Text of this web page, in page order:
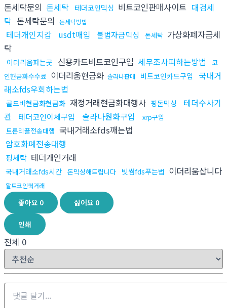
돈세탁문의 돈세탁 테더코인믹싱 비트코인판매사이트 대검세
탁 돈세탁문의 돈세탁방법
테더개인지갑 usdt매입 불법자금믹싱 돈세탁 가상화폐자금세
탁
이더리움파는곳 신용카드비트코인구입 세무조사피하는방법
코
인현금화수수료 이더리움현금화 솔라나판매 비트코인카드구입
국내거
래소fds우회하는법
골드바현금화현금화 재정거래현금화대행사 핑돈믹싱
테더수사기
관
테더코인이체구입 솔라나원화구입
xrp구입
트론리플전송대행 국내거래소fds깨는법
암호화폐전송대행
핑세탁 테더개인거래
국내거래소fds시간 돈믹싱해드립니다 빗썸fds푸는법 이더리움삽니다
알트코인퀵거래
좋아요 0 싫어요 0
인쇄
전체 0